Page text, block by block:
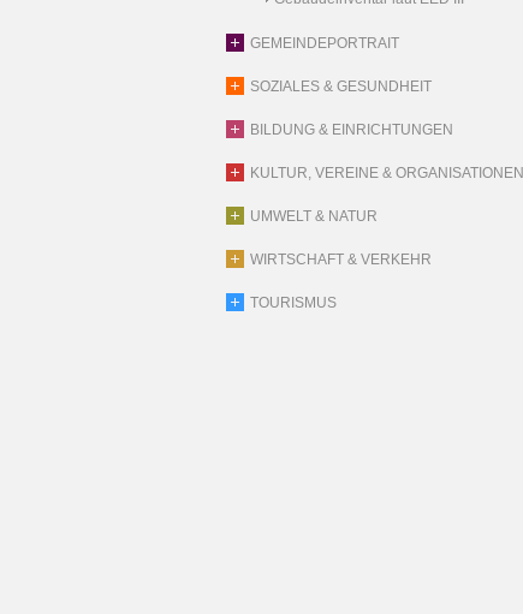
GEMEINDEPORTRAIT
SOZIALES & GESUNDHEIT
BILDUNG & EINRICHTUNGEN
KULTUR, VEREINE & ORGANISATIONEN
UMWELT & NATUR
WIRTSCHAFT & VERKEHR
TOURISMUS